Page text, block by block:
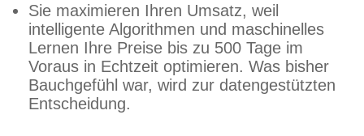
Sie maximieren Ihren Umsatz, weil
intelligente Algorithmen und maschinelles
Lernen Ihre Preise bis zu 500 Tage im
Voraus in Echtzeit optimieren. Was bisher
Bauchgefühl war, wird zur datengestützten
Entscheidung.